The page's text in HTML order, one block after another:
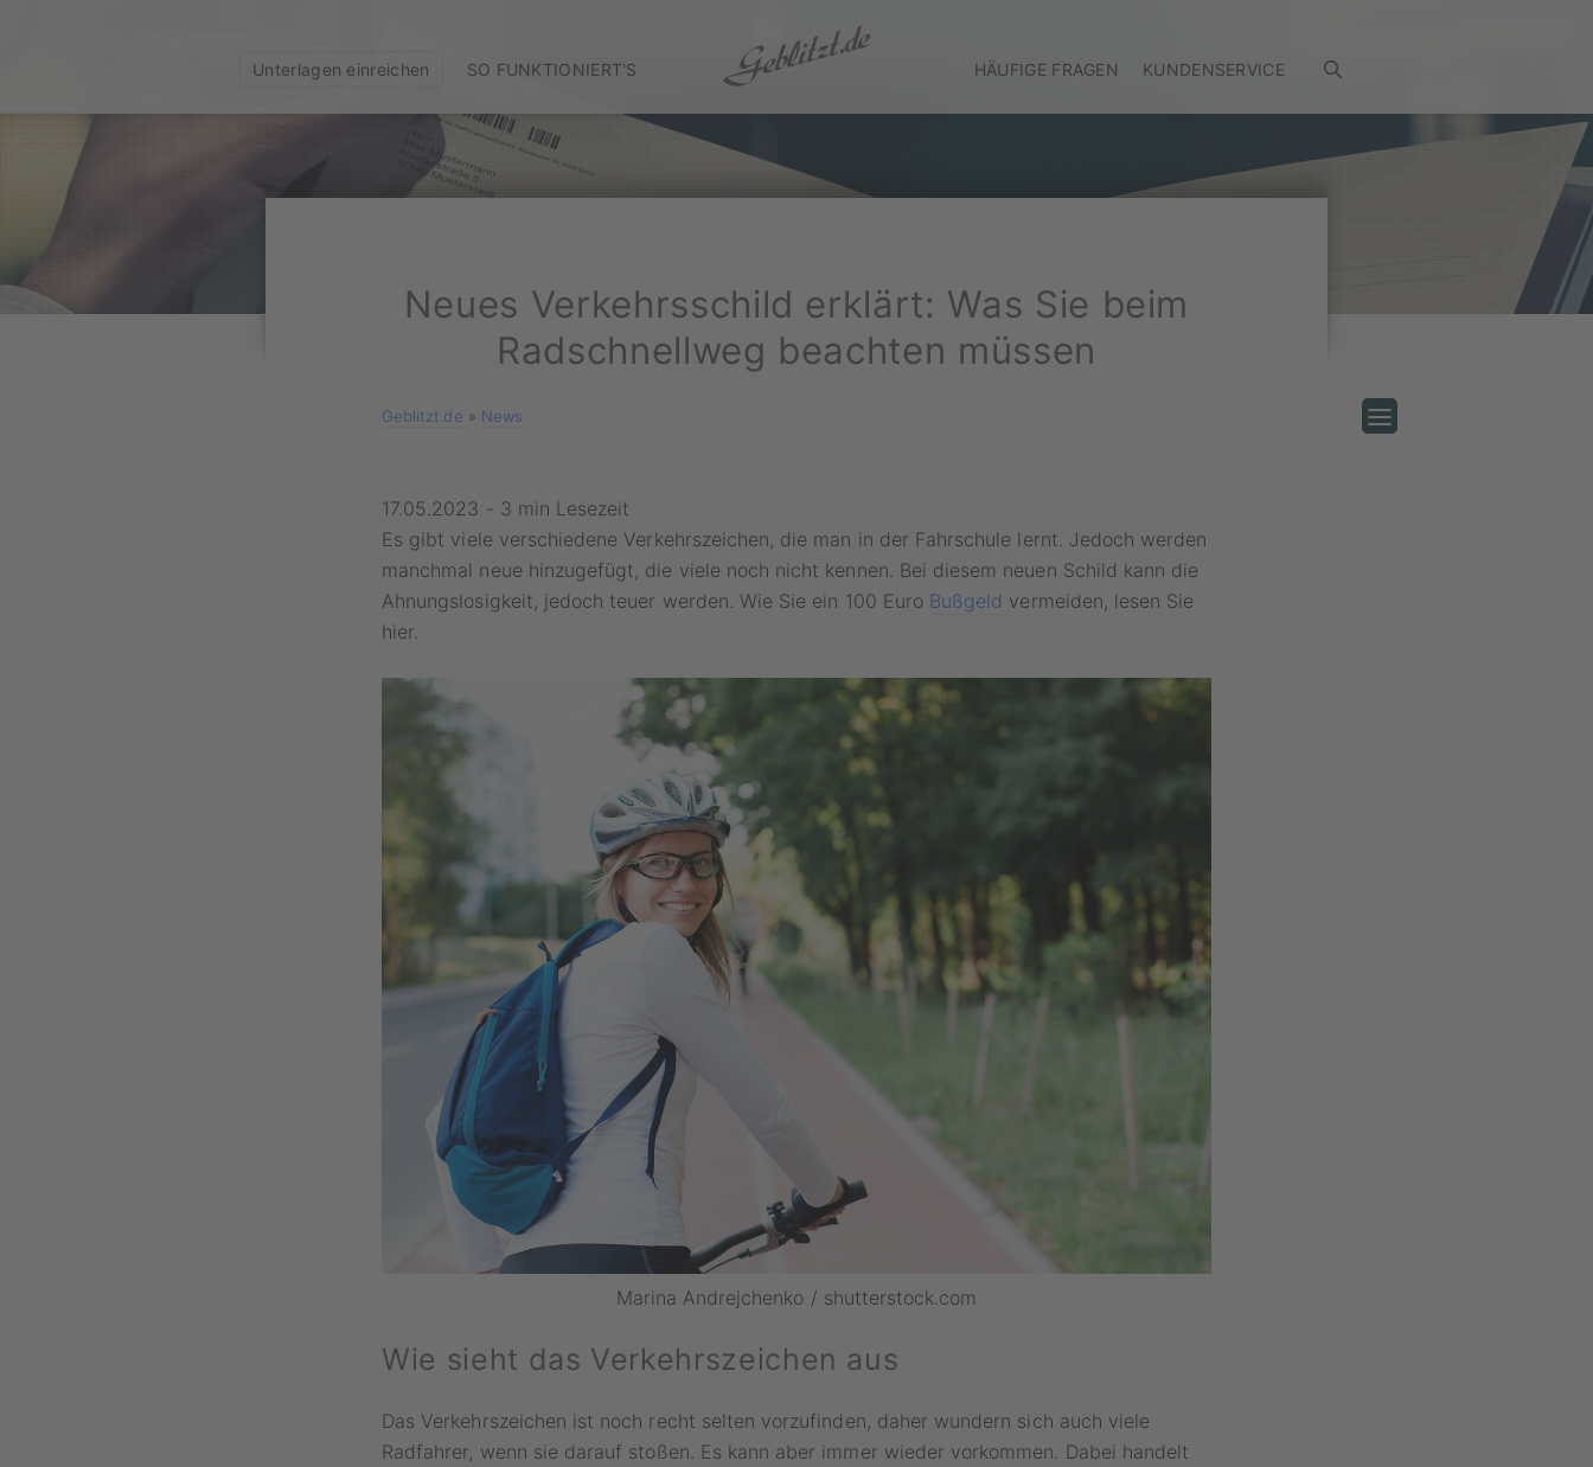
Unterlagen einreichen SO FUNKTIONIERT'S HÄUFIGE FRAGEN KUNDENSERVICE
Neues Verkehrsschild erklärt: Was Sie beim
Radschnellweg beachten müssen
Geblitzt.de » News
17.05.2023 - 3 min Lesezeit
Es gibt viele verschiedene Verkehrszeichen, die man in der Fahrschule lernt. Jedoch werden
manchmal neue hinzugefügt, die viele noch nicht kennen. Bei diesem neuen Schild kann die
Ahnungslosigkeit, jedoch teuer werden. Wie Sie ein 100 Euro Bußgeld vermeiden, lesen Sie
hier.
Marina Andrejchenko / shutterstock.com
Wie sieht das Verkehrszeichen aus
Das Verkehrszeichen ist noch recht selten vorzufinden, daher wundern sich auch viele
Radfahrer, wenn sie darauf stoßen. Es kann aber immer wieder vorkommen. Dabei handelt